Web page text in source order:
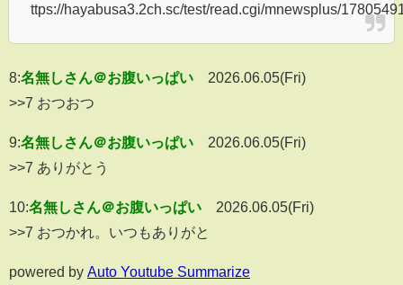
ttps://hayabusa3.2ch.sc/test/read.cgi/mnewsplus/
8:名無しさん＠お腹いっぱい
2026.06.05(Fri)
>>7 おつおつ
9:名無しさん＠お腹いっぱい
2026.06.05(Fri)
>>7 ありがとう
10:名無しさん＠お腹いっぱい
2026.06.05(Fri)
>>7 おつかれ。いつもありがと
powered by Auto Youtube Summarize